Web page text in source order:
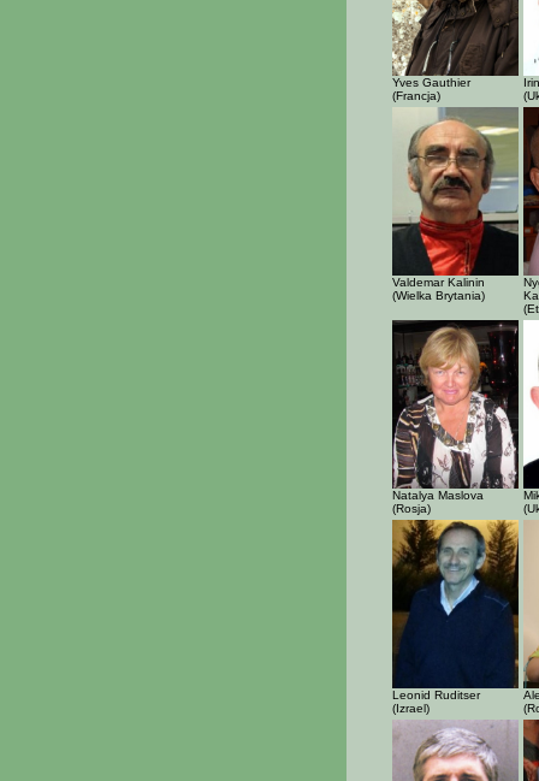
Yves Gauthier
(Francja)
Valdemar Kalinin
(Wielka Brytania)
Natalya Maslova
(Rosja)
Leonid Ruditser
(Izrael)